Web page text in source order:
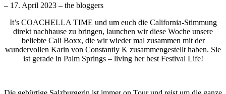
– 17. April 2023 – the bloggers
It’s COACHELLA TIME und um euch die California-Stimmung
direkt nachhause zu bringen, launchen wir diese Woche unsere
beliebte Cali Boxx, die wir wieder mal zusammen mit der
wundervollen Karin von Constantly K zusammengestellt haben. Sie
ist gerade in Palm Springs – living her best Festival Life!